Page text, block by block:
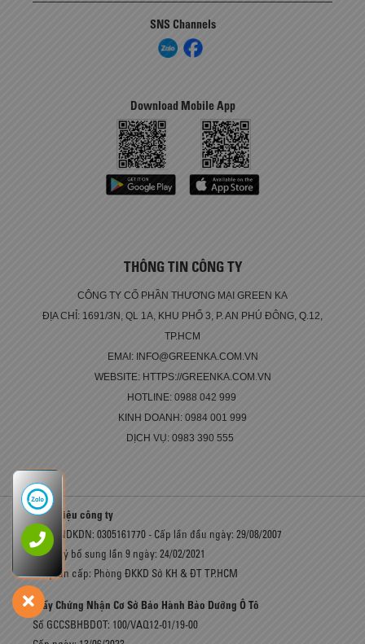
SNS Channels
Download Mobile App
THÔNG TIN CÔNG TY
CÔNG TY CỔ PHẦN THƯƠNG MẠI GREEN KA
ĐỊA CHỈ: 1691/3N, QL 1A, KHU PHỐ 3, P. AN PHÚ ĐÔNG, Q.12,
TP.HCM
EMAI: INFO@GREENKA.COM.VN
WEBSITE: HTTPS://GREENKA.COM.VN
HOTLINE: 0988 042 999
KINH DOANH: 0984 001 999
DỊCH VỤ: 0983 390 555
Giới thiệu công ty
Số GCNDKDN: 0305161770 - Cấp lần đầu ngày: 29/08/2007
Đăng ký bổ sung lần 9 ngày: 24/02/2021
Cơ quan cấp: Phòng ĐKKD Sở KH & ĐT TP.HCM
Giấy Chứng Nhận Cơ Sở Bảo Hành Bảo Dưỡng Ô Tô
Số GCCSBHBDOT: 100/VAQ12-01/19-00